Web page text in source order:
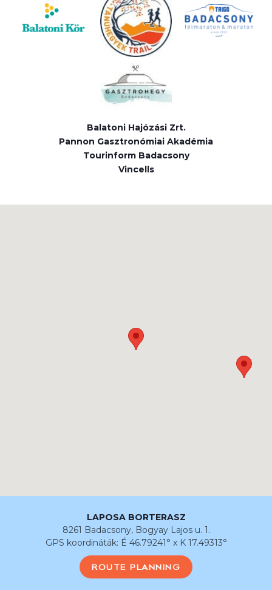
Balatoni Hajózási Zrt.
Pannon Gasztronómiai Akadémia
Tourinform Badacsony
Vincells
LAPOSA BORTERASZ
8261 Badacsony, Bogyay Lajos u. 1.
GPS koordináták: É 46.79241° x K 17.49313°
ROUTE PLANNING